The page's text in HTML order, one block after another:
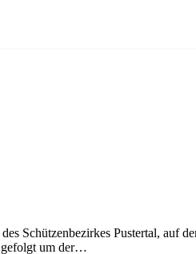
Schützenbezirkes Pustertal, auf
gefolgt um der…